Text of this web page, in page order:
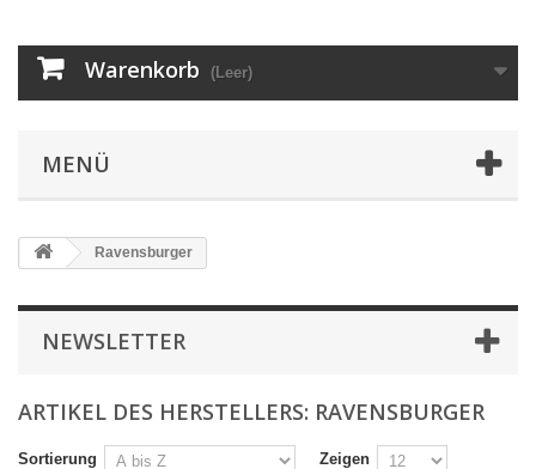
Warenkorb (Leer)
MENÜ
Ravensburger
NEWSLETTER
ARTIKEL DES HERSTELLERS: RAVENSBURGER
Sortierung
Zeigen